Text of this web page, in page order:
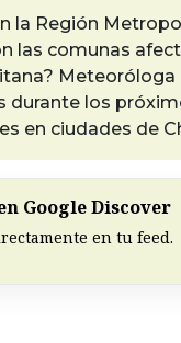
la Región
las comunas
Meteoróloga
los
en ciudades de
Google Discover
en tu feed.